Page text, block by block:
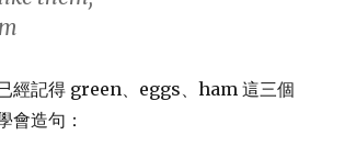
經記得 green、eggs、ham 這三個
會造句：